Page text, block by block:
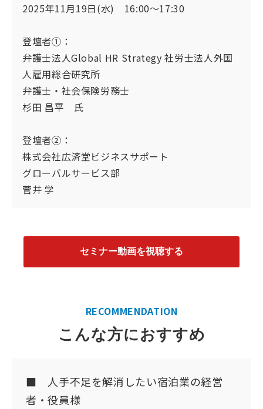
2025年11月19日(水) 16:00〜17:30
登壇者①：
弁護士法人Global HR Strategy 社労士法人外国
人雇用総合研究所
弁護士・社会保険労務士
杉田 昌平 氏
登壇者②：
株式会社広済堂ビジネスサポート
グローバルサービス部
菅井 学
セミナー動画を視聴する
RECOMMENDATION
こんな方におすすめ
■ 人手不足を解消したい宿泊業の経営
者・役員様